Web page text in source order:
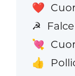
❤️
☭
💘
👍